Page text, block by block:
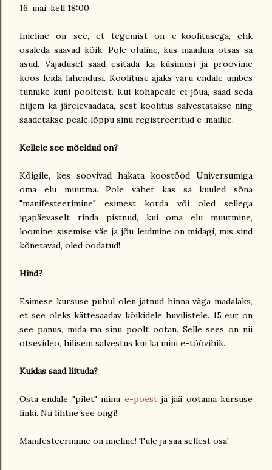
16. mai, kell 18:00.
Imeline on see, et tegemist on e-koolitusega, ehk
osaleda saavad kõik. Pole oluline, kus maailma otsas sa
asud. Vajadusel saad esitada ka küsimusi ja proovime
koos leida lahendusi. Koolituse ajaks varu endale umbes
tunnike kuni poolteist. Kui kohapeale ei jõua, saad seda
hiljem ka järelevaadata, sest koolitus salvestatakse ning
saadetakse peale lõppu sinu registreeritud e-mailile.
Kellele see mõeldud on?
Kõigile, kes soovivad hakata koostööd Universumiga
oma elu muutma. Pole vahet kas sa kuuled sõna
"manifesteerimine" esimest korda või oled sellega
igapäevaselt rinda pistnud, kui oma elu muutmine,
loomine, sisemise väe ja jõu leidmine on midagi, mis sind
kõnetavad, oled oodatud!
Hind?
Esimese kursuse puhul olen jätnud hinna väga madalaks,
et see oleks kättesaadav kõikidele huvilistele. 15 eur on
see panus, mida ma sinu poolt ootan. Selle sees on nii
otsevideo, hilisem salvestus kui ka mini e-töövihik.
Kuidas saad liituda?
Osta endale "pilet" minu e-poestja jää ootama kursuse
linki. Nii lihtne see ongi!
Manifesteerimine on imeline! Tule ja saa sellest osa!